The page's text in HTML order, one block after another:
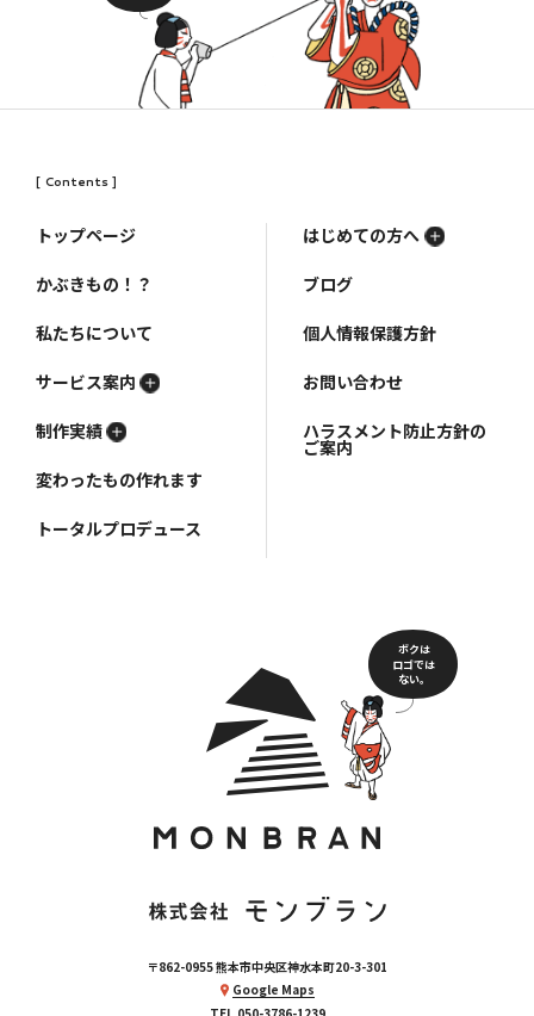
[ Contents ]
トップページ
かぶきもの！？
私たちについて
サービス案内
制作実績
変わったもの作れます
トータルプロデュース
はじめての方へ
ブログ
個人情報保護方針
お問い合わせ
ハラスメント防止方針の
ご案内
ボクは
ロゴでは
ない。
〒862-0955 熊本市中央区神水本町20-3-301
Google Maps